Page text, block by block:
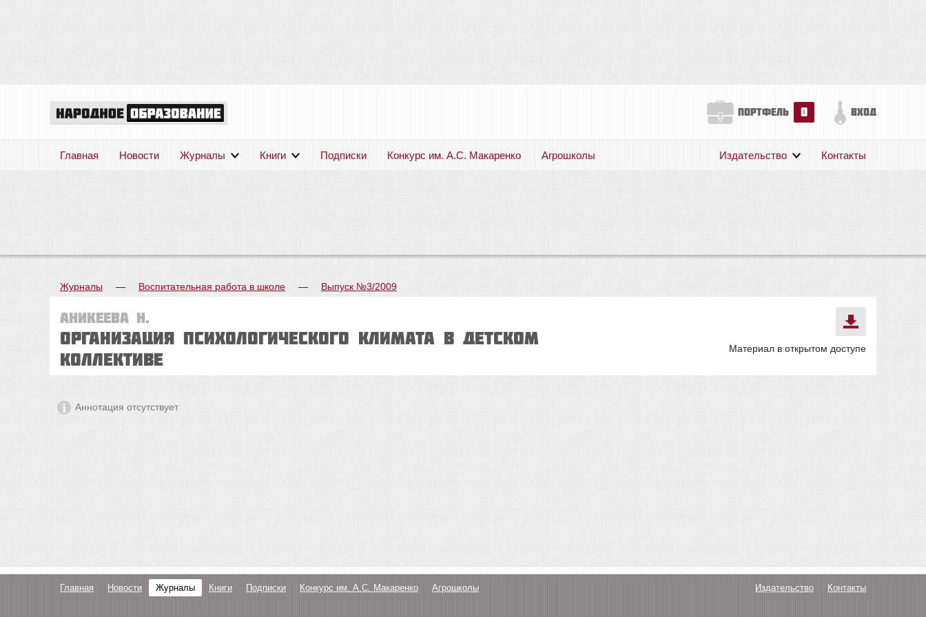
портфель 0 вход
Главная Новости Журналы Книги Подписки Конкурс им. А.С. Макаренко Агрошколы Издательство Контакты
Журналы — Воспитательная работа в школе — Выпуск №3/2009
Аникеева Н.
Организация психологического климата в детском
коллективе
Материал в открытом доступе
Аннотация отсутствует
Главная Новости Журналы Книги Подписки Конкурс им. А.С. Макаренко Агрошколы Издательство Контакты